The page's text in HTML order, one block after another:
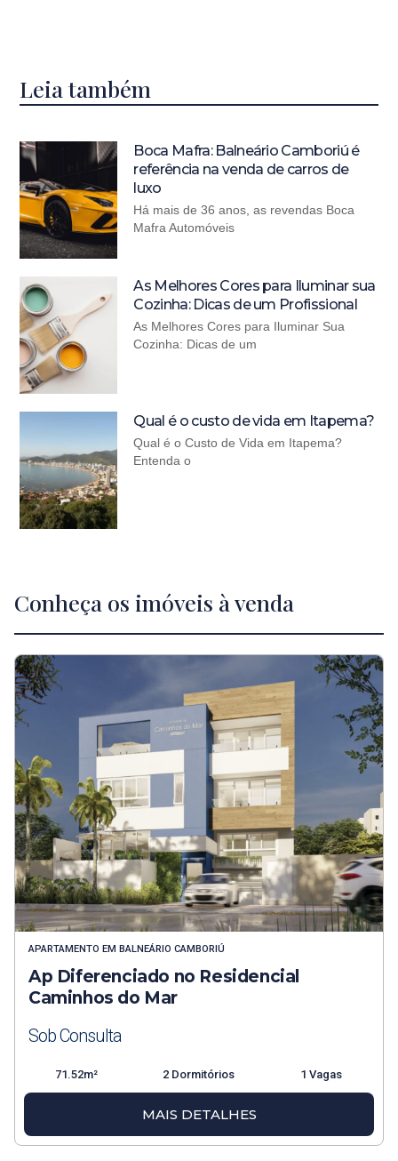
Leia também
Boca Mafra: Balneário Camboriú é
referência na venda de carros de
luxo
Há mais de 36 anos, as revendas Boca
Mafra Automóveis
As Melhores Cores para Iluminar sua
Cozinha: Dicas de um Profissional
As Melhores Cores para Iluminar Sua
Cozinha: Dicas de um
Qual é o custo de vida em Itapema?
Qual é o Custo de Vida em Itapema?
Entenda o
Conheça os imóveis à venda
APARTAMENTO EM BALNEÁRIO CAMBORIÚ
Ap Diferenciado no Residencial
Caminhos do Mar
Sob Consulta
71.52m² 2 Dormitórios 1 Vagas
MAIS DETALHES